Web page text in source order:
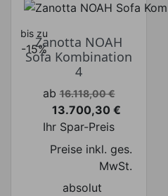
bis zu
-15%Zanotta NOAH
Sofa Kombination
4
Verkaufspreis
ab 16.118,00 €
Preis
13.700,30 €
Ihr Spar-Preis
Preise inkl. ges.
MwSt.
absolut